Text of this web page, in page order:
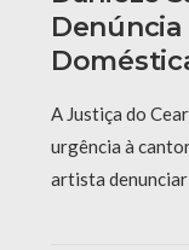
Denúncia
A Justiça do
urgência à
artista